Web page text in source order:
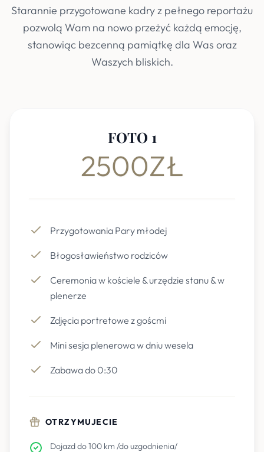
Starannie przygotowane kadry z pełnego reportażu
pozwolą Wam na nowo przeżyć każdą emocję,
stanowiąc bezcenną pamiątkę dla Was oraz
Waszych bliskich.
FOTO 1
2500ZŁ
Przygotowania Pary młodej
Błogosławieństwo rodziców
Ceremonia w kościele & urzędzie stanu & w
plenerze
Zdjęcia portretowe z goścmi
Mini sesja plenerowa w dniu wesela
Zabawa do 0:30
OTRZYMUJECIE
Dojazd do 100 km /do uzgodnienia/